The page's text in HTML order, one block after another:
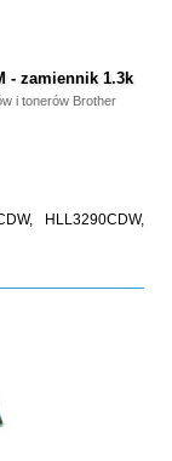
- zamiennik 1.3k
i tonerów Brother
HLL3290CDW,